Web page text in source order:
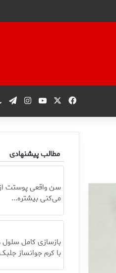
فیس بوکیوتیوب
مطالب پیشنهادی
سن واقعی پوستت
می‌کنی بیشتره...
بازسازی کامل
با کرم جوانساز جلبک(50%